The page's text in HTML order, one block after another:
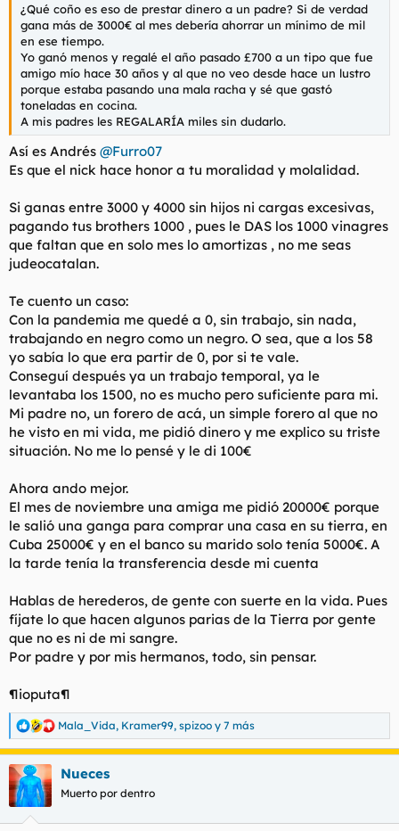
l
t
e
m
a
i
o
¿Qué coño es eso de prestar dinero a un padre? Si de verdad
gana más de 3000€ al mes debería ahorrar un mínimo de mil
en ese tiempo.
Yo ganó menos y regalé el año pasado £700 a un tipo que fue
amigo mío hace 30 años y al que no veo desde hace un lustro
porque estaba pasando una mala racha y sé que gastó
toneladas en cocina.
A mis padres les REGALARÍA miles sin dudarlo.
Así es Andrés @Furro07
Es que el nick hace honor a tu moralidad y molalidad.
Si ganas entre 3000 y 4000 sin hijos ni cargas excesivas,
pagando tus brothers 1000 , pues le DAS los 1000 vinagres
que faltan que en solo mes lo amortizas , no me seas
judeocatalan.
Te cuento un caso:
Con la pandemia me quedé a 0, sin trabajo, sin nada,
trabajando en negro como un negro. O sea, que a los 58
yo sabía lo que era partir de 0, por si te vale.
Conseguí después ya un trabajo temporal, ya le
levantaba los 1500, no es mucho pero suficiente para mi.
Mi padre no, un forero de acá, un simple forero al que no
he visto en mi vida, me pidió dinero y me explico su triste
situación. No me lo pensé y le di 100€
Ahora ando mejor.
El mes de noviembre una amiga me pidió 20000€ porque
le salió una ganga para comprar una casa en su tierra, en
Cuba 25000€ y en el banco su marido solo tenía 5000€. A
la tarde tenía la transferencia desde mi cuenta
Hablas de herederos, de gente con suerte en la vida. Pues
fíjate lo que hacen algunos parias de la Tierra por gente
que no es ni de mi sangre.
Por padre y por mis hermanos, todo, sin pensar.
¶ioputa¶
R
e
a
c
c
i
Mala_Vida, Kramer99, spizoo y 7 más
Nueces
Muerto por dentro